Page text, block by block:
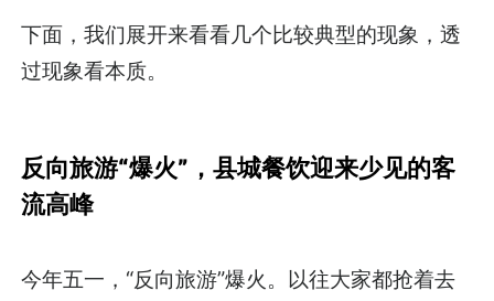
下面，我们展开来看看几个比较典型的现象，透
过现象看本质。
反向旅游“爆火”，县城餐饮迎来少见的客
流高峰
今年五一，“反向旅游”爆火。以往大家都抢着去